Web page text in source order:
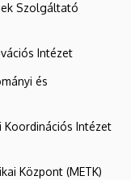
Szolgáltató
Intézet
és
Koordinációs Intézet
Központ (METK)